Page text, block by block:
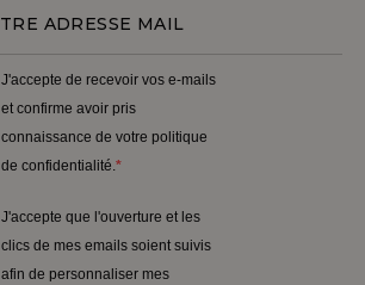
J'accepte de recevoir vos e-mails
et confirme avoir pris
connaissance de votre politique
de confidentialité.
J'accepte que l'ouverture et les
clics de mes emails soient suivis
afin de personnaliser mes